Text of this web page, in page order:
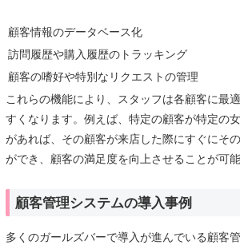
顧客情報のデータベース化
訪問履歴や購入履歴のトラッキング
顧客の嗜好や特別なリクエストの管理
これらの機能により、スタッフは各顧客に最
すくなります。例えば、特定の顧客が特定の
があれば、その顧客が来店した際にすぐにそ
ができ、顧客の満足度を向上させることが可能
顧客管理システムの導入事例
多くのガールズバーで導入が進んでいる顧客